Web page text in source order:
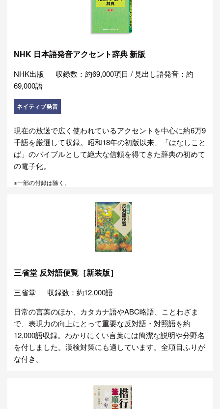
NHK 日本語発音アクセント辞典 新版
NHK出版
収録数：約69,000項目 / 見出し語発音：約
69,000語
ネイティブ発音
現在の放送で広く使われているアクセントを中心に約6万9
千語を厳選して収録。昭和18年の初版以来、「はなしこと
ば」のバイブルとして絶大な信頼を得てきた辞典の初めて
の電子化。
※一部の付録は除く。
三省堂 反対語便覧［新装版］
三省堂
収録数：約12,000語
日常の言葉のほか、カタカナ語やABC略語、ことわざま
で、表現力の向上にとって重要な反対語・対照語を約
12,000語収録。わかりにくい言葉には簡潔な説明や分野名
を付しました。漢検対策にも適しています。全項目ふりが
な付き。